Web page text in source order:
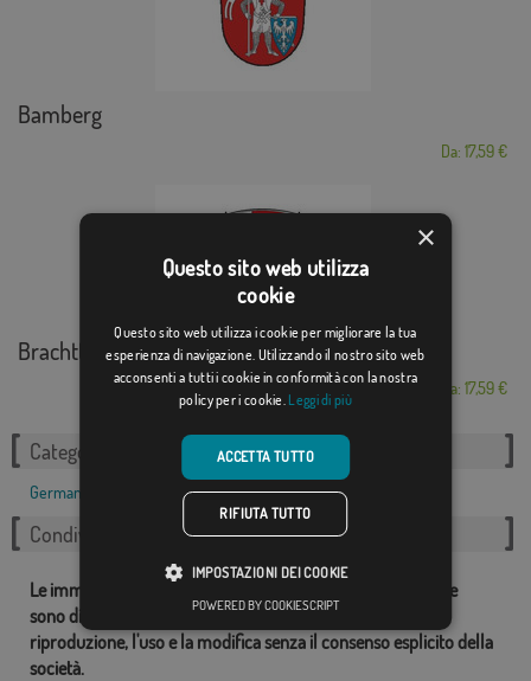
Bamberg
Da: 17,59 €
Brachttal
Da: 17,59 €
Categorie correlate:
Germania
Condividi questo flag
Le immagini e altre risorse correlate con le nostre bandiere
sono di proprietà dei Comprarebandiere.it ed è vietata la
riproduzione, l'uso e la modifica senza il consenso esplicito della
società.
×
Questo sito web utilizza
cookie
Questo sito web utilizza i cookie per migliorare la tua
esperienza di navigazione. Utilizzando il nostro sito web
acconsenti a tutti i cookie in conformità con la nostra
policy per i cookie. Leggi di più
ACCETTA TUTTO
RIFIUTA TUTTO
IMPOSTAZIONI DEI COOKIE
POWERED BY COOKIESCRIPT